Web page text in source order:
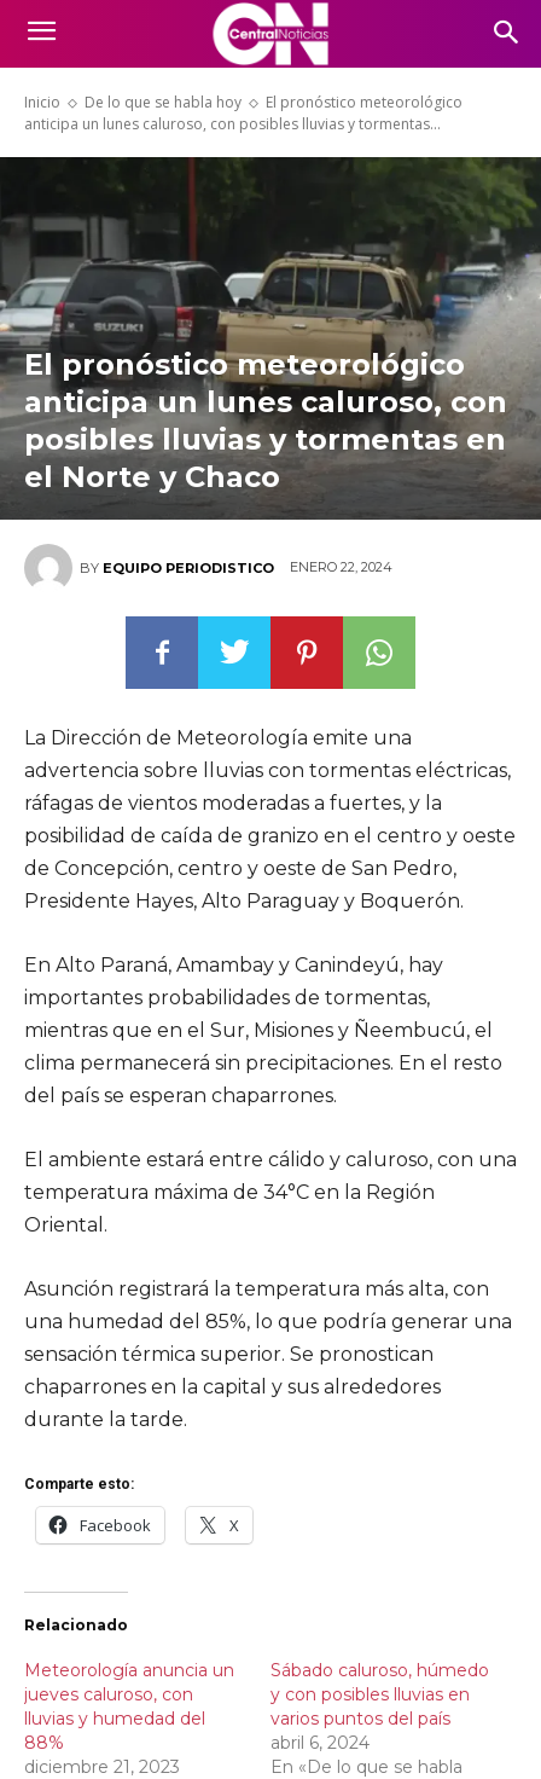
Inicio De lo que se habla hoy
El pronóstico meteorológico
anticipa un lunes caluroso, con posibles lluvias y tormentas...
El pronóstico meteorológico
anticipa un lunes caluroso, con
posibles lluvias y tormentas en
el Norte y Chaco
BY EQUIPO PERIODISTICO ENERO 22, 2024
La Dirección de Meteorología emite una
advertencia sobre lluvias con tormentas eléctricas,
ráfagas de vientos moderadas a fuertes, y la
posibilidad de caída de granizo en el centro y oeste
de Concepción, centro y oeste de San Pedro,
Presidente Hayes, Alto Paraguay y Boquerón.
En Alto Paraná, Amambay y Canindeyú, hay
importantes probabilidades de tormentas,
mientras que en el Sur, Misiones y Ñeembucú, el
clima permanecerá sin precipitaciones. En el resto
del país se esperan chaparrones.
El ambiente estará entre cálido y caluroso, con una
temperatura máxima de 34°C en la Región
Oriental.
Asunción registrará la temperatura más alta, con
una humedad del 85%, lo que podría generar una
sensación térmica superior. Se pronostican
chaparrones en la capital y sus alrededores
durante la tarde.
Comparte esto:
Facebook X
Relacionado
Meteorología anuncia un
jueves caluroso, con
lluvias y humedad del
88%
diciembre 21, 2023
Sábado caluroso, húmedo
y con posibles lluvias en
varios puntos del país
abril 6, 2024
En «De lo que se habla